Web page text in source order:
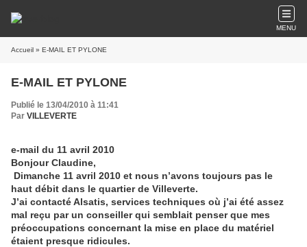
MENU
Accueil » E-MAIL ET PYLONE
E-MAIL ET PYLONE
Publié le 13/04/2010 à 11:41
Par VILLEVERTE
e-mail du 11 avril 2010
Bonjour Claudine,
Dimanche 11 avril 2010 et nous n’avons toujours pas le
haut débit dans le quartier de Villeverte.
J’ai contacté Alsatis, services techniques où j’ai été assez
mal reçu par un conseiller qui semblait penser que mes
préoccupations concernant la mise en place du matériel
étaient presque ridicules.